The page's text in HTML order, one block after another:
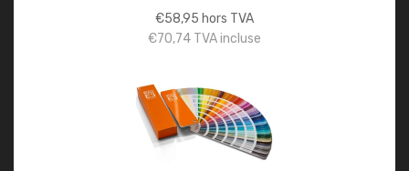
€58,95 hors TVA
€70,74 TVA incluse